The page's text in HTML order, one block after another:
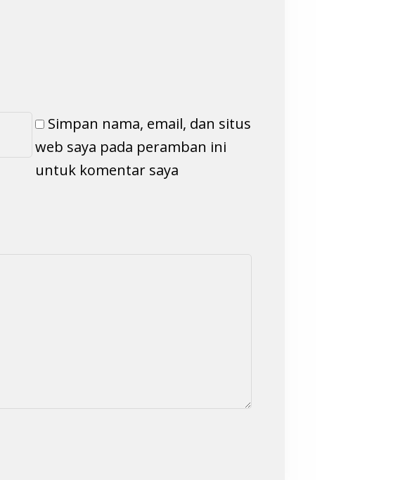
Simpan nama, email, dan situs
web saya pada peramban ini
untuk komentar saya